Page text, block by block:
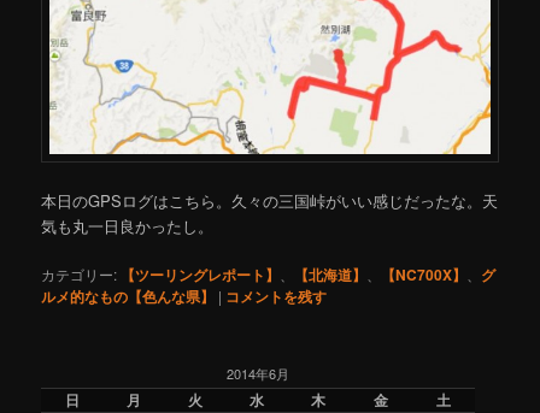
本日のGPSログはこちら。久々の三国峠がいい感じだったな。天
気も丸一日良かったし。
カテゴリー: 【ツーリングレポート】 【北海道】 【NC700X】
グ
ルメ的なもの【色んな県】
| コメントを残す
2014年6月
日 月 火 水 木 金
土